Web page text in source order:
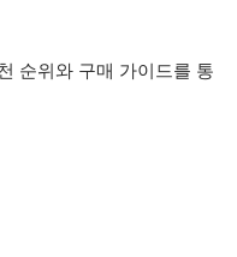
순위와 구매 가이드를 통